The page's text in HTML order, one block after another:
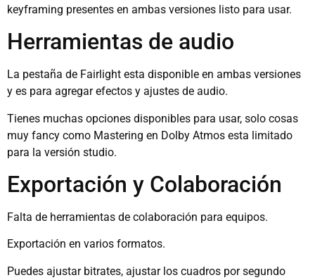
keyframing presentes en ambas versiones listo para usar.
Herramientas de audio
La pestaña de Fairlight esta disponible en ambas versiones
y es para agregar efectos y ajustes de audio.
Tienes muchas opciones disponibles para usar, solo cosas
muy fancy como Mastering en Dolby Atmos esta limitado
para la versión studio.
Exportación y Colaboración
Falta de herramientas de colaboración para equipos.
Exportación en varios formatos.
Puedes ajustar bitrates, ajustar los cuadros por segundo